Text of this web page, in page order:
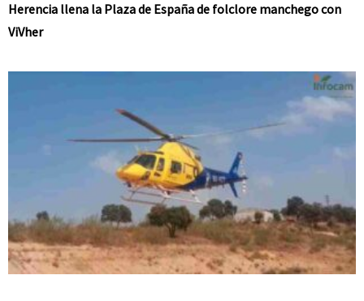
Herencia llena la Plaza de España de folclore manchego con
ViVher